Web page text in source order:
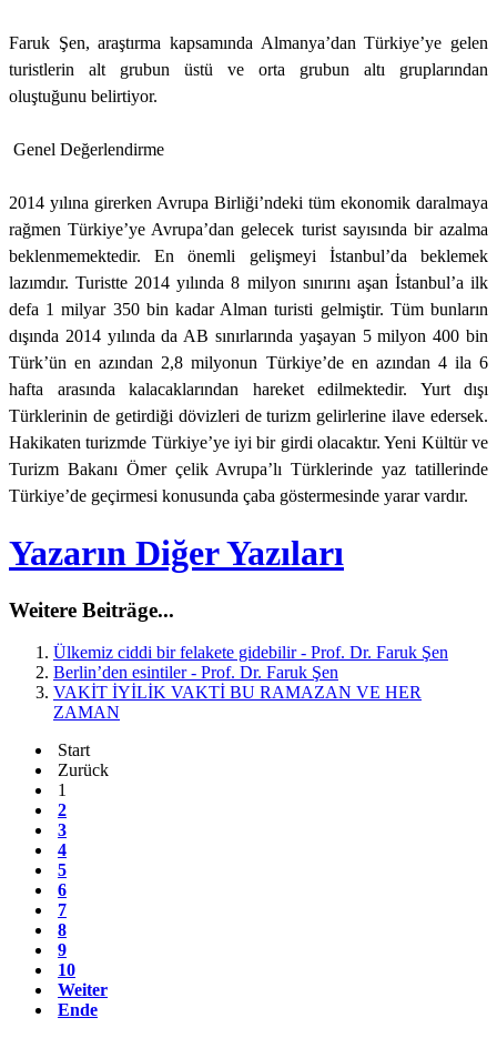
Faruk Şen, araştırma kapsamında Almanya’dan Türkiye’ye gelen
turistlerin alt grubun üstü ve orta grubun altı gruplarından
oluştuğunu belirtiyor.
Genel Değerlendirme
2014 yılına girerken Avrupa Birliği’ndeki tüm ekonomik daralmaya
rağmen Türkiye’ye Avrupa’dan gelecek turist sayısında bir azalma
beklenmemektedir. En önemli gelişmeyi İstanbul’da beklemek
lazımdır. Turistte 2014 yılında 8 milyon sınırını aşan İstanbul’a ilk
defa 1 milyar 350 bin kadar Alman turisti gelmiştir. Tüm bunların
dışında 2014 yılında da AB sınırlarında yaşayan 5 milyon 400 bin
Türk’ün en azından 2,8 milyonun Türkiye’de en azından 4 ila 6
hafta arasında kalacaklarından hareket edilmektedir. Yurt dışı
Türklerinin de getirdiği dövizleri de turizm gelirlerine ilave edersek.
Hakikaten turizmde Türkiye’ye iyi bir girdi olacaktır. Yeni Kültür ve
Turizm Bakanı Ömer çelik Avrupa’lı Türklerinde yaz tatillerinde
Türkiye’de geçirmesi konusunda çaba göstermesinde yarar vardır.
Yazarın Diğer Yazıları
Weitere Beiträge...
Ülkemiz ciddi bir felakete gidebilir - Prof. Dr. Faruk Şen
Berlin’den esintiler - Prof. Dr. Faruk Şen
VAKİT İYİLİK VAKTİ BU RAMAZAN VE HER
ZAMAN
Start
Zurück
1
2
3
4
5
6
7
8
9
10
Weiter
Ende